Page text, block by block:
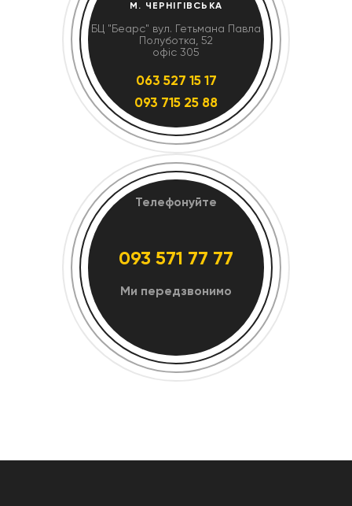
М. ЧЕРНІГІВСЬКА
БЦ "Беарс" вул. Гетьмана Павла
Полуботка, 52
офіс 305
063 527 15 17
093 715 25 88
Телефонуйте
093 571 77 77
Ми передзвонимо